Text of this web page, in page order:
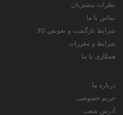
نظرات مشتریان
تماس با ما
شرایط بازگشت و تعویض کالا
شرایط و مقررات
همکاری با ما
درباره ما
حریم خصوصی
آدرس شعب